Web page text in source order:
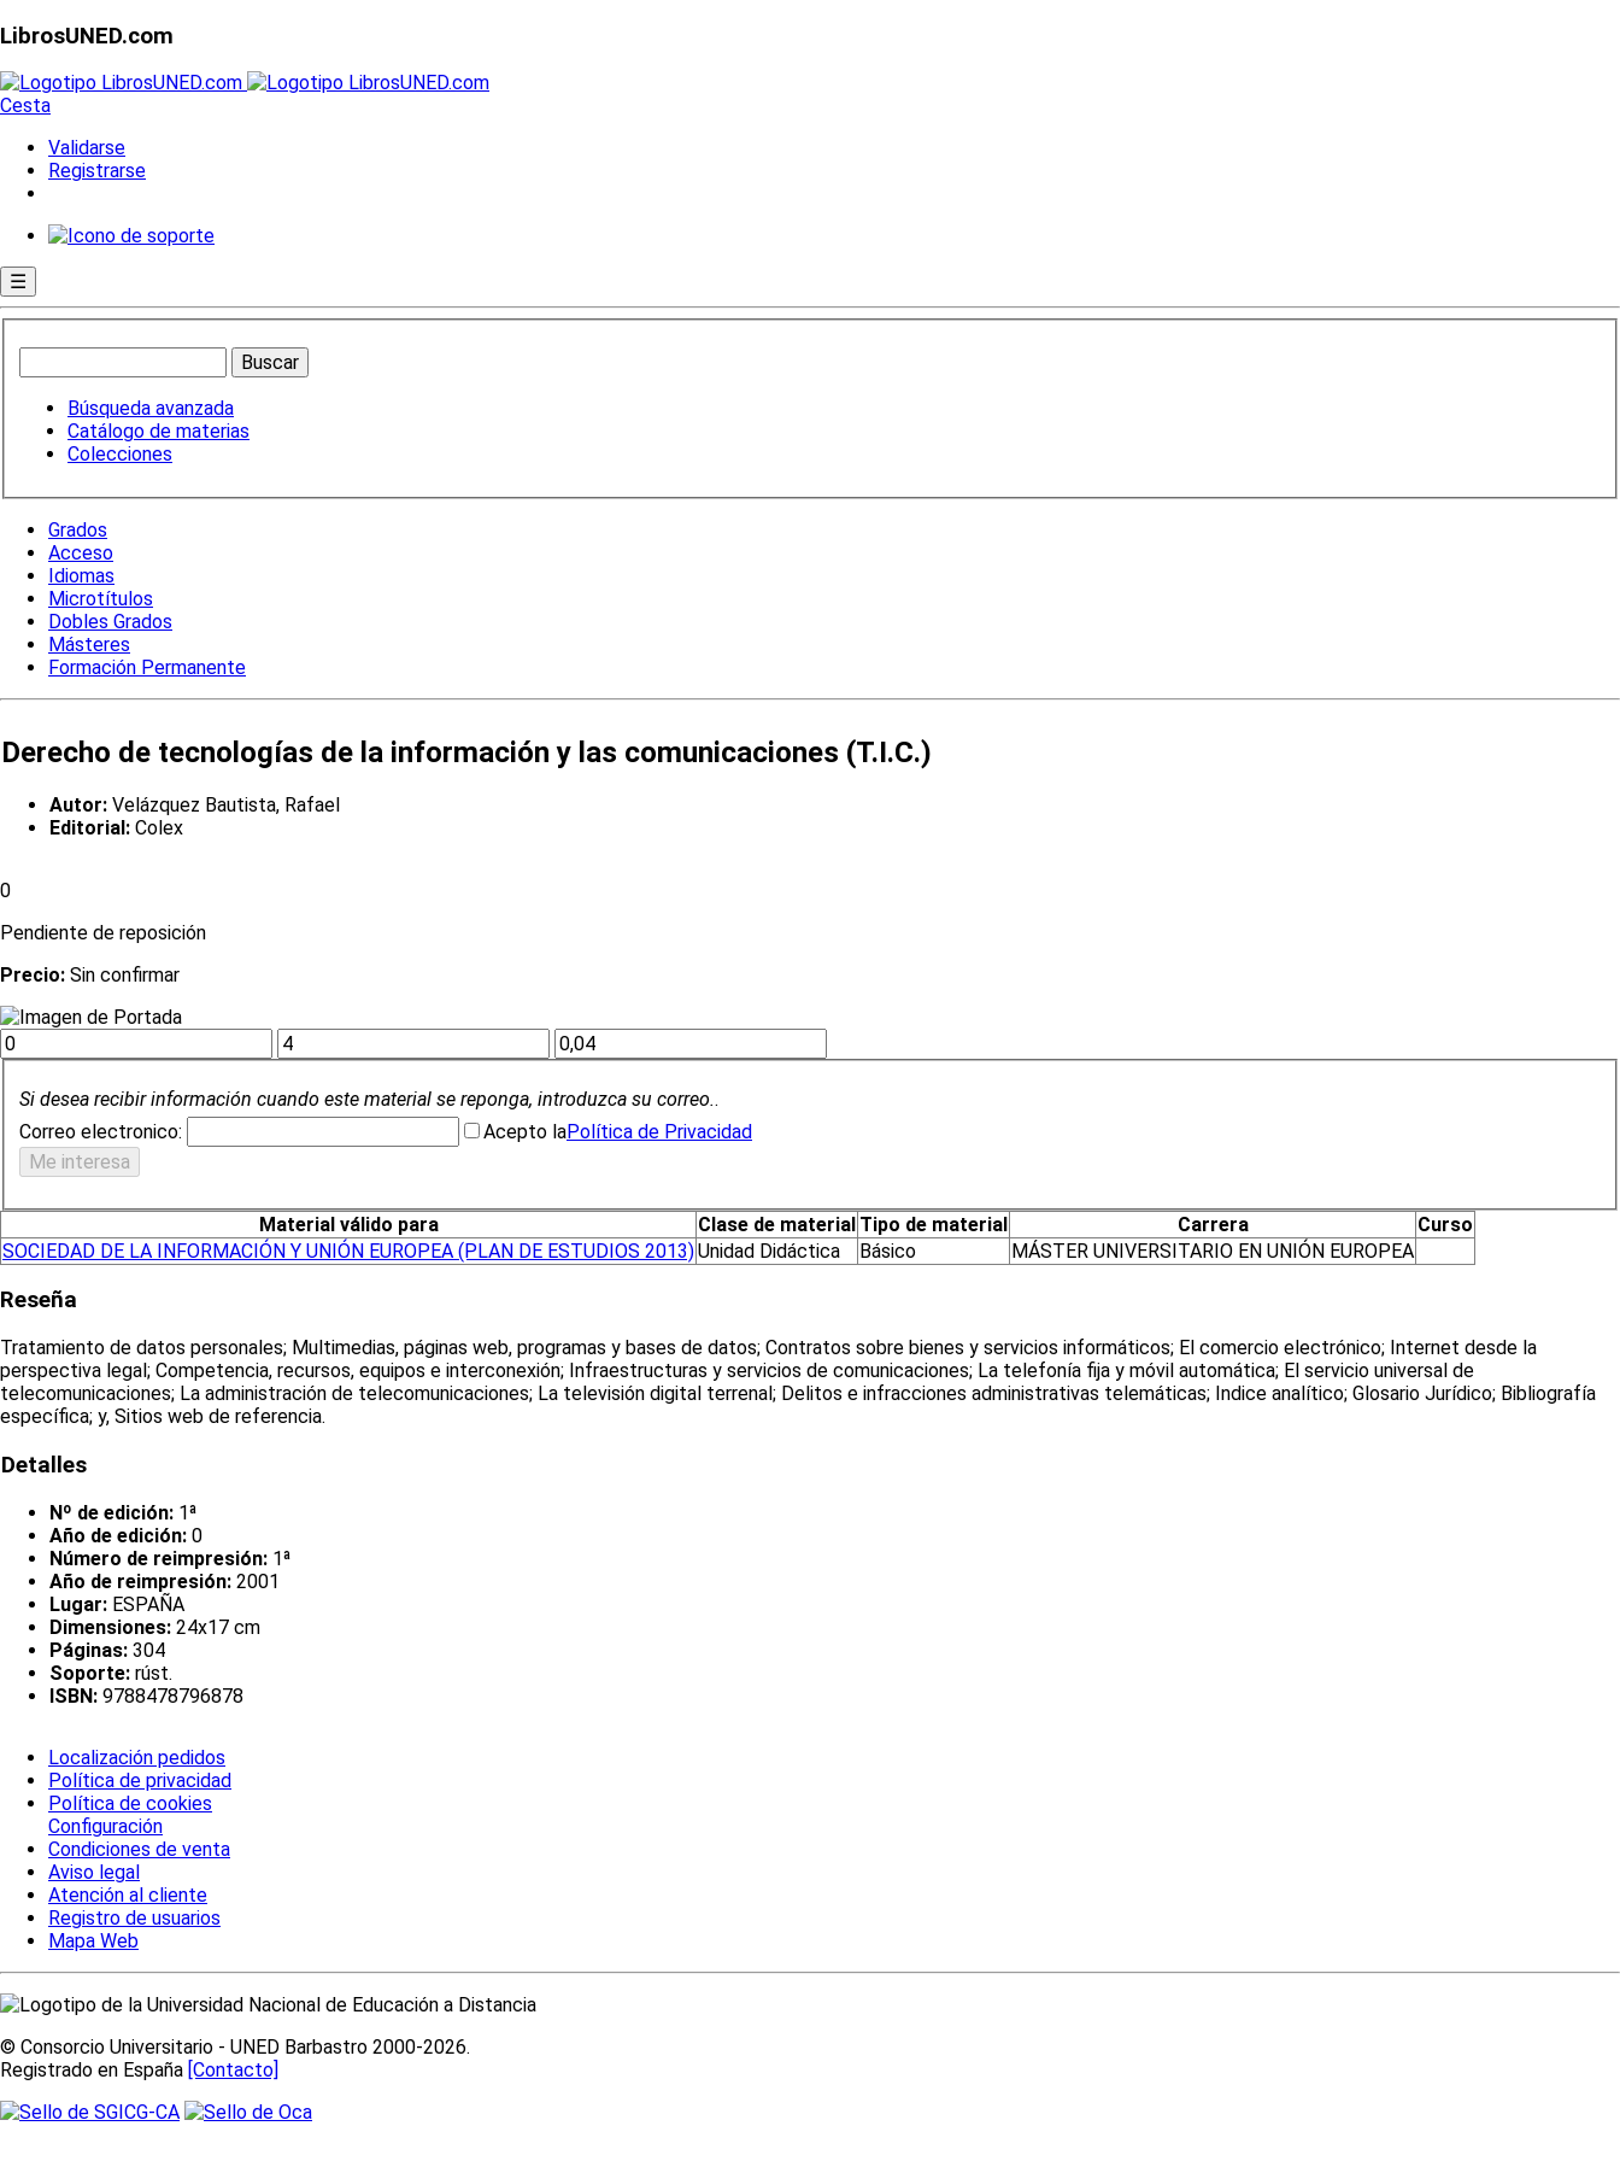
LibrosUNED.com
Cesta
Validarse
Registrarse
☰
Búsqueda avanzada
Catálogo de materias
Colecciones
Grados
Acceso
Idiomas
Microtítulos
Dobles Grados
Másteres
Formación Permanente
Derecho de tecnologías de la información y las comunicaciones (T.I.C.)
Autor: Velázquez Bautista, Rafael
Editorial: Colex
0
Pendiente de reposición
Precio: Sin confirmar
Si desea recibir información cuando este material se reponga, introduzca su correo..
Correo electronico:
Acepto laPolítica de Privacidad
Material válido para Clase de material Tipo de material Carrera
Curso
SOCIEDAD DE LA INFORMACIÓN Y UNIÓN EUROPEA (PLAN DE ESTUDIOS 2013)Unidad Didáctica Básico MÁSTER UNIVERSITARIO EN UNIÓN EUROPEA
Reseña
Tratamiento de datos personales; Multimedias, páginas web, programas y bases de datos; Contratos sobre bienes y servicios informáticos; El comercio electrónico; Internet desde la
perspectiva legal; Competencia, recursos, equipos e interconexión; Infraestructuras y servicios de comunicaciones; La telefonía fija y móvil automática; El servicio universal de
telecomunicaciones; La administración de telecomunicaciones; La televisión digital terrenal; Delitos e infracciones administrativas telemáticas; Indice analítico; Glosario Jurídico; Bibliografía
específica; y, Sitios web de referencia.
Detalles
Nº de edición: 1ª
Año de edición: 0
Número de reimpresión: 1ª
Año de reimpresión: 2001
Lugar: ESPAÑA
Dimensiones: 24x17 cm
Páginas: 304
Soporte: rúst.
ISBN: 9788478796878
Localización pedidos
Política de privacidad
Política de cookies
Configuración
Condiciones de venta
Aviso legal
Atención al cliente
Registro de usuarios
Mapa Web
© Consorcio Universitario - UNED Barbastro 2000-2026.
Registrado en España [Contacto]